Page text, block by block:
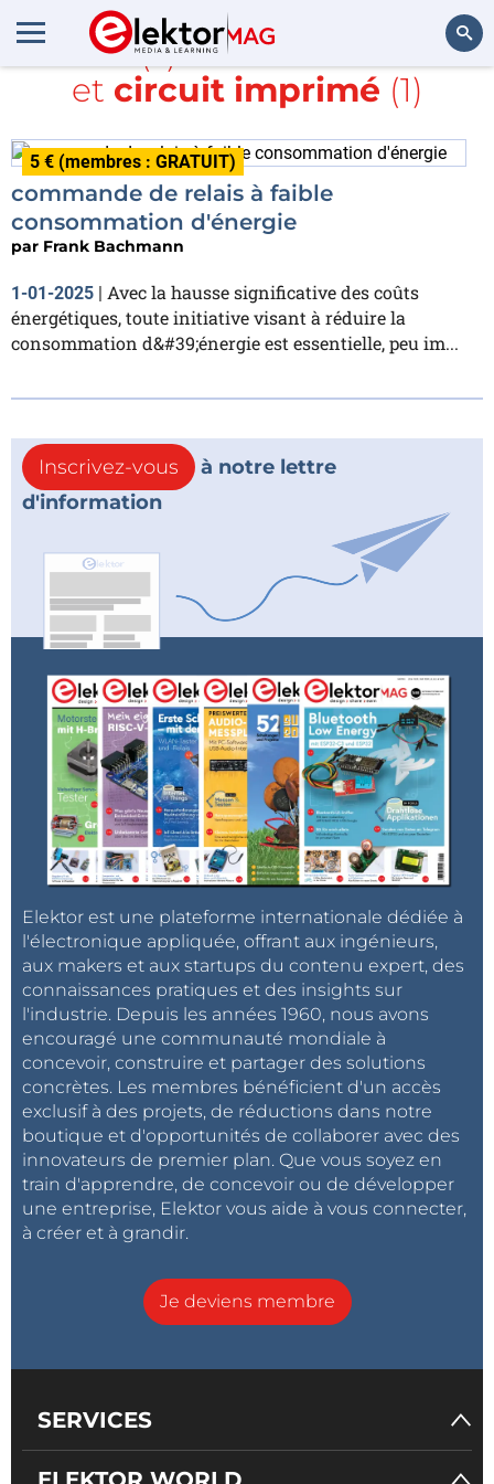
Rechercher
Article(s) avec la balise
DC
et circuit imprimé (1)
5 € (membres : GRATUIT)
commande de relais à faible
consommation d'énergie
par Frank Bachmann
1-01-2025 | Avec la hausse significative des coûts
énergétiques, toute initiative visant à réduire la
consommation d&#39;énergie est essentielle, peu im...
Inscrivez-vous
à notre lettre
d'information
Elektor est une plateforme internationale dédiée à
l'électronique appliquée, offrant aux ingénieurs,
aux makers et aux startups du contenu expert, des
connaissances pratiques et des insights sur
l'industrie. Depuis les années 1960, nous avons
encouragé une communauté mondiale à
concevoir, construire et partager des solutions
concrètes. Les membres bénéficient d'un accès
exclusif à des projets, de réductions dans notre
boutique et d'opportunités de collaborer avec des
innovateurs de premier plan. Que vous soyez en
train d'apprendre, de concevoir ou de développer
une entreprise, Elektor vous aide à vous connecter,
à créer et à grandir.
Je deviens membre
SERVICES